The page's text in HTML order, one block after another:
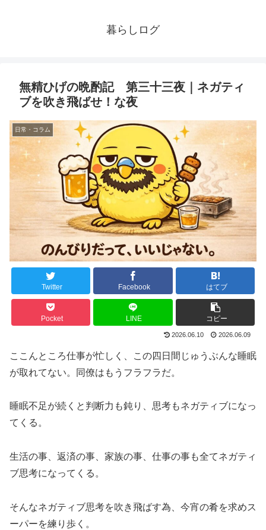
暮らしログ
無精ひげの晩酌記 第三十三夜｜ネガティ
ブを吹き飛ばせ！な夜
日常・コラム
Twitter Facebook はてブ
Pocket LINE コピー
2026.06.10 2026.06.09
ここんところ仕事が忙しく、この四日間じゅうぶんな睡眠
が取れてない。同僚はもうフラフラだ。
睡眠不足が続くと判断力も鈍り、思考もネガティブになっ
てくる。
生活の事、返済の事、家族の事、仕事の事も全てネガティ
ブ思考になってくる。
そんなネガティブ思考を吹き飛ばす為、今宵の肴を求めス
ーパーを練り歩く。